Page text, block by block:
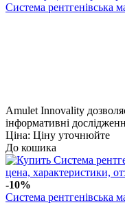
Cистема рентгенівська
Amulet Innovality
інформативні
Ціна: Ціну уточнюйте
До кошика
-10%
Cистема рентгенівська